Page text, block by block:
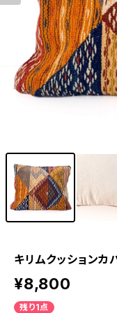
キリムクッションカ
¥8,800
残り1点